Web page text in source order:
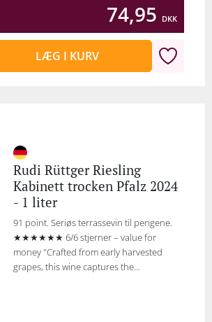
74,95 DKK
LÆG I KURV
Rudi Rüttger Riesling
Kabinett trocken Pfalz 2024
- 1 liter
91 point. Seriøs terrassevin til pengene.
★★★★★★ 6/6 stjerner – value for
money "Crafted from early harvested
grapes, this wine captures the...